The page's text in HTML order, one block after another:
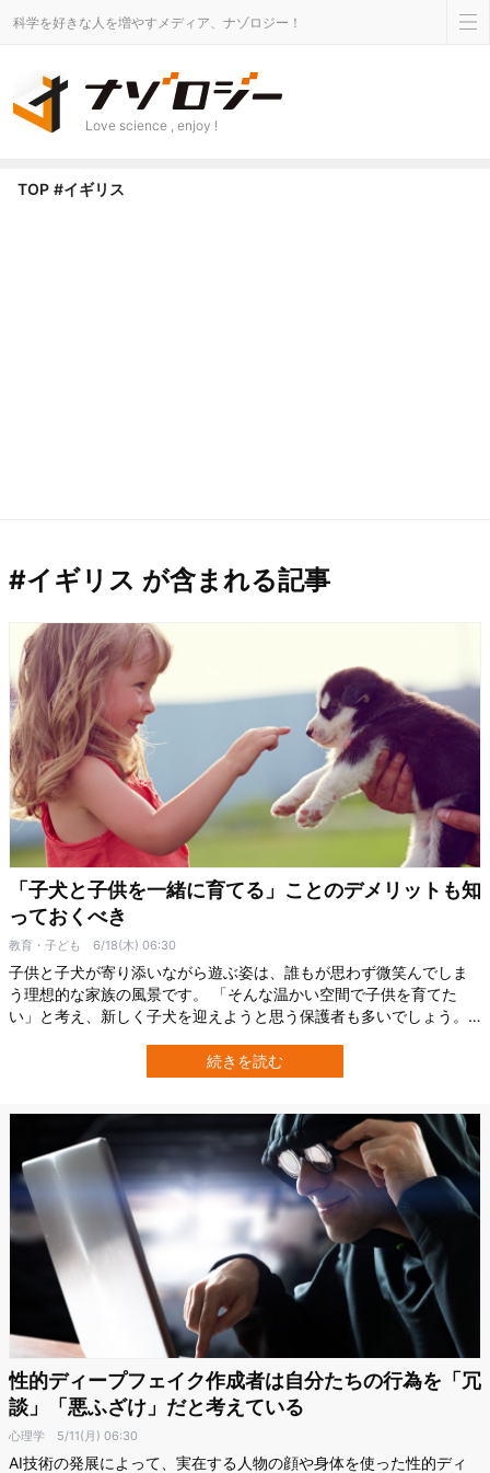
科学を好きな人を増やすメディア、ナゾロジー！
Love science , enjoy !
TOP #イギリス
#イギリス が含まれる記事
「子犬と子供を一緒に育てる」ことのデメリットも知
っておくべき
教育・子ども 6/18(木) 06:30
子供と子犬が寄り添いながら遊ぶ姿は、誰もが思わず微笑んでしま
う理想的な家族の風景です。 「そんな温かい空間で子供を育てた
い」と考え、新しく子犬を迎えようと思う保護者も多いでしょう。
の心の健康や家族の癒しを期待して子犬を迎える家庭が増えまし
た。 しかし「犬を飼えば家族が幸せになれる」というイメージの裏
続きを読む
性的ディープフェイク作成者は自分たちの行為を「冗
談」「悪ふざけ」だと考えている
心理学 5/11(月) 06:30
AI技術の発展によって、実在する人物の顔や身体を使った性的ディ